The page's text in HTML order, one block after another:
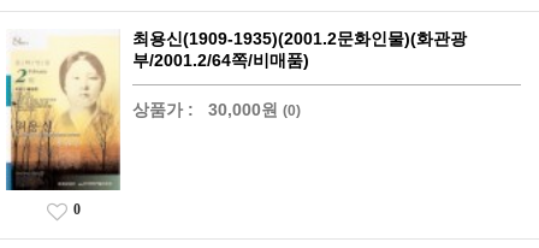
최용신(1909-1935)(2001.2문화인물)(화관광
부/2001.2/64쪽/비매품)
상품가 : 30,000원 (0)
0